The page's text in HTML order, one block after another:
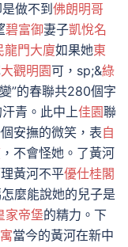
做不到 佛朗明哥
碧富御妻子凱悅名
龍門大廈如果她東
大觀明園可，sp;&綠
”的春聯共280個字
青。此中上佳園聯
安撫的微笑，表自
，不會怪她。了黃河
黃河不平優仕桂閣
麼能說她的兒子是
家帝堡的精力。下
當今的黃河在新中